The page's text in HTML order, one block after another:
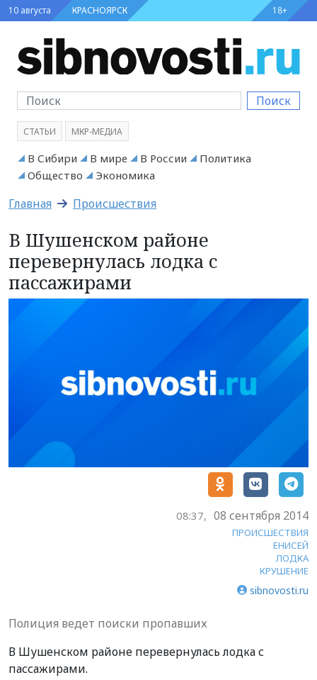
10 августа КРАСНОЯРСК 18+
Поиск
СТАТЬИ МКР-МЕДИА
В Сибири В мире В России
Политика
Общество
Экономика
Главная Происшествия
В Шушенском районе
перевернулась лодка с
пассажирами
08:37, 08 сентября 2014
ПРОИСШЕСТВИЯ
ЕНИСЕЙ
ЛОДКА
КРУШЕНИЕ
sibnovosti.ru
Полиция ведет поиски пропавших
В Шушенском районе перевернулась лодка с
пассажирами.